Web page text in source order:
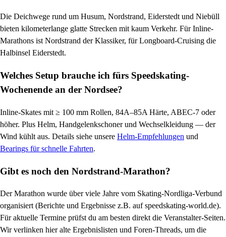
Die Deichwege rund um Husum, Nordstrand, Eiderstedt und Niebüll
bieten kilometerlange glatte Strecken mit kaum Verkehr. Für Inline-
Marathons ist Nordstrand der Klassiker, für Longboard-Cruising die
Halbinsel Eiderstedt.
Welches Setup brauche ich fürs Speedskating-
Wochenende an der Nordsee?
Inline-Skates mit ≥ 100 mm Rollen, 84A–85A Härte, ABEC-7 oder
höher. Plus Helm, Handgelenkschoner und Wechselkleidung — der
Wind kühlt aus. Details siehe unsere Helm-Empfehlungen und
Bearings für schnelle Fahrten.
Gibt es noch den Nordstrand-Marathon?
Der Marathon wurde über viele Jahre vom Skating-Nordliga-Verbund
organisiert (Berichte und Ergebnisse z.B. auf speedskating-world.de).
Für aktuelle Termine prüfst du am besten direkt die Veranstalter-Seiten.
Wir verlinken hier alte Ergebnislisten und Foren-Threads, um die